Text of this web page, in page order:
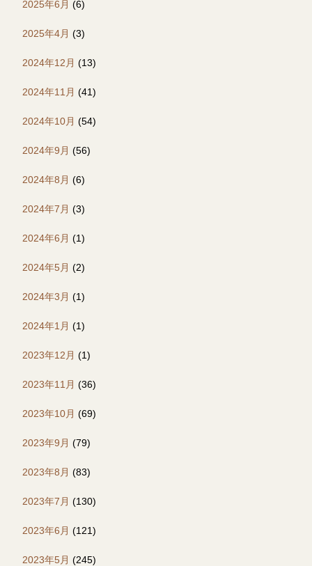
2025年6月 (6)
2025年4月 (3)
2024年12月 (13)
2024年11月 (41)
2024年10月 (54)
2024年9月 (56)
2024年8月 (6)
2024年7月 (3)
2024年6月 (1)
2024年5月 (2)
2024年3月 (1)
2024年1月 (1)
2023年12月 (1)
2023年11月 (36)
2023年10月 (69)
2023年9月 (79)
2023年8月 (83)
2023年7月 (130)
2023年6月 (121)
2023年5月 (245)